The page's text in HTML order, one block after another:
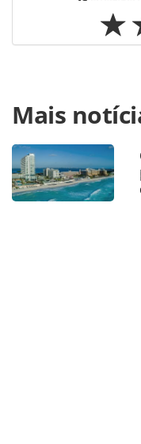
https://
paulo-recebe-
junho_195075.html ou
página. Todo o
Editora é protegido
autoral. Não
Mais